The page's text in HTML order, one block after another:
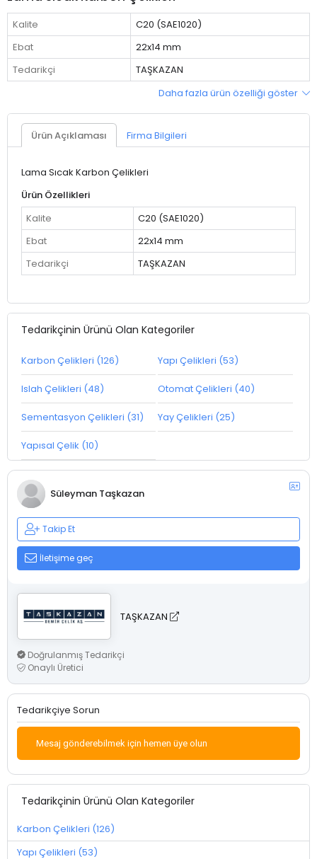
Kalite
C20 (SAE1020)
Ebat
22x14 mm
Tedarikçi
TAŞKAZAN
Daha fazla ürün özelliği göster
Ürün Açıklaması Firma Bilgileri
Lama Sıcak Karbon Çelikleri
Ürün Özellikleri
Kalite
C20 (SAE1020)
Ebat
22x14 mm
Tedarikçi
TAŞKAZAN
Tedarikçinin Ürünü Olan Kategoriler
Karbon Çelikleri (126) Yapı Çelikleri (53)
Islah Çelikleri (48) Otomat Çelikleri (40)
Sementasyon Çelikleri (31) Yay Çelikleri (25)
Yapısal Çelik (10)
Süleyman Taşkazan
Takip Et
İletişime geç
TAŞKAZAN
Doğrulanmış Tedarikçi
Onaylı Üretici
Tedarikçiye Sorun
Mesaj gönderebilmek için hemen üye olun
Tedarikçinin Ürünü Olan Kategoriler
Karbon Çelikleri (126)
Yapı Çelikleri (53)